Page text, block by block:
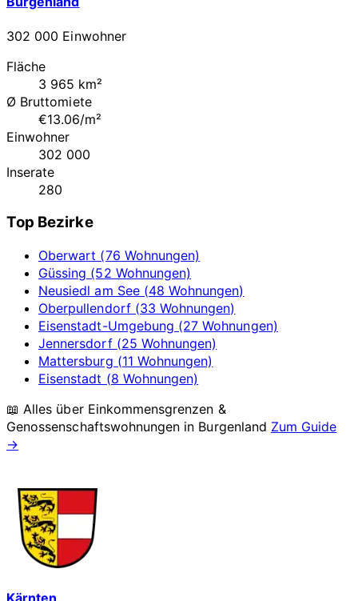
302 000 Einwohner
Fläche
3 965 km²
Ø Bruttomiete
€13.06/m²
Einwohner
302 000
Inserate
280
Top Bezirke
Oberwart (76 Wohnungen)
Güssing (52 Wohnungen)
Neusiedl am See (48 Wohnungen)
Oberpullendorf (33 Wohnungen)
Eisenstadt-Umgebung (27 Wohnungen)
Jennersdorf (25 Wohnungen)
Mattersburg (11 Wohnungen)
Eisenstadt (8 Wohnungen)
📖 Alles über Einkommensgrenzen &
Genossenschaftswohnungen in Burgenland Zum Guide
→
Kärnten